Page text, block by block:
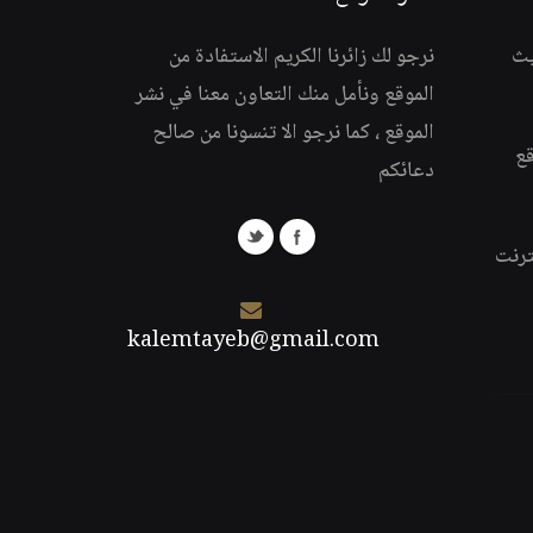
نرجو لك زائرنا الكريم الاستفادة من
الموقع ونأمل منك التعاون معنا في نشر
الموقع ، كما نرجو الا تنسونا من صالح
دعائكم
kalemtayeb@gmail.com